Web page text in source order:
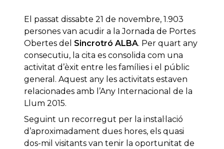
El passat dissabte 21 de novembre, 1.903
persones van acudir a la Jornada de Portes
Obertes del Sincrotró ALBA. Per quart any
consecutiu, la cita es consolida com una
activitat d’èxit entre les famílies i el públic
general. Aquest any les activitats estaven
relacionades amb l’Any Internacional de la
Llum 2015.
Seguint un recorregut per la instal·lació
d’aproximadament dues hores, els quasi
dos-mil visitants van tenir la oportunitat de